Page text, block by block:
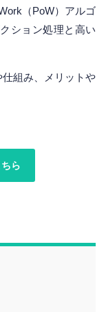
（PoW）アルゴ
ション処理と高い
組み、メリットや
ら